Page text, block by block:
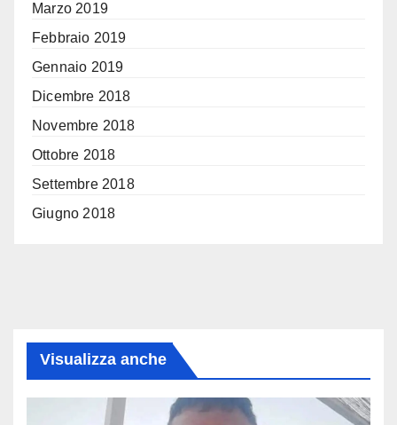
Marzo 2019
Febbraio 2019
Gennaio 2019
Dicembre 2018
Novembre 2018
Ottobre 2018
Settembre 2018
Giugno 2018
Visualizza anche